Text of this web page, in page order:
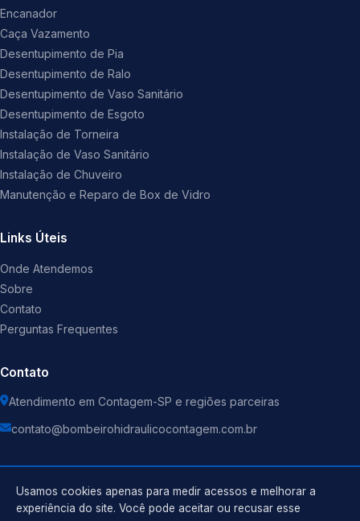
Encanador
Caça Vazamento
Desentupimento de Pia
Desentupimento de Ralo
Desentupimento de Vaso Sanitário
Desentupimento de Esgoto
Instalação de Torneira
Instalação de Vaso Sanitário
Instalação de Chuveiro
Manutenção e Reparo de Box de Vidro
Links Úteis
Onde Atendemos
Sobre
Contato
Perguntas Frequentes
Contato
Atendimento em Contagem-SP e regiões parceiras
contato@bombeirohidraulicocontagem.com.br
2026 Encanador . Todos os direitos reservados.
Usamos cookies apenas para medir acessos e melhorar a
experiência do site. Você pode aceitar ou recusar esse